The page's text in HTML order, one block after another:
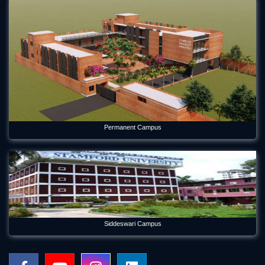
Forum Week 2025 Begins at Stamford University Bangladesh
Jul 26, 2025
Freshman Orientation Program -Batch: CEN 74, Dept of CEN,
10-12-2020
Dec 17, 2020
International seminar titled “Alternative Finance in Cultural
and Creative Industries” held on Stamford
International Women's Day Celebration
Mar 12, 2024
Orientation Program 2026 Department of Economics
Jul 29, 2026
Panel Discussion on Supply Chain Sustainability Integration:
Practices in the RMG Sector in Bangladesh
May 6, 2026
Permanent Campus
Siddeswari Campus